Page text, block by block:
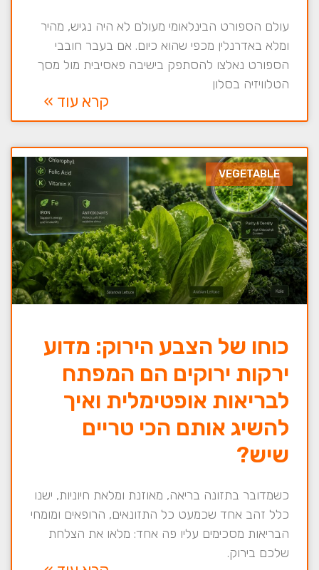
עולם הספורט הבינלאומי מעולם לא היה נגיש, מהיר
ומלא באדרנלין מכפי שהוא כיום. אם בעבר חובבי
הספורט נאלצו להסתפק בישיבה פאסיבית מול מסך
הטלוויזיה בסלון
קרא עוד »
VEGETABLE
כוחו של הצבע הירוק: מדוע
ירקות ירוקים הם המפתח
לבריאות אופטימלית ואיך
להשיג אותם הכי טריים
שיש?
כשמדובר בתזונה בריאה, מאוזנת ומלאת חיוניות, ישנו
כלל זהב אחד שכמעט כל התזונאים, הרופאים ומומחי
הבריאות מסכימים עליו פה אחד: מלאו את הצלחת
שלכם בירוק.